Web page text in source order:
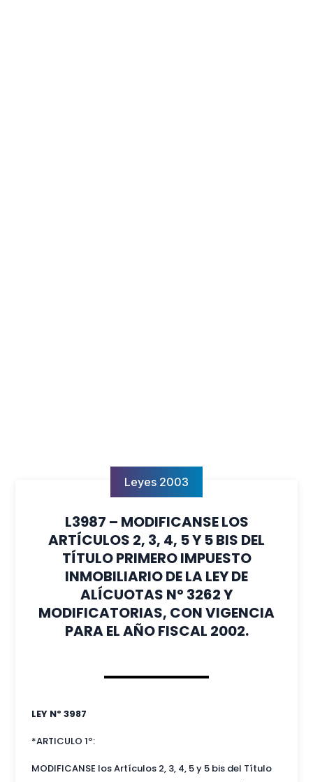
Leyes 2003
L3987 – MODIFICANSE LOS
ARTÍCULOS 2, 3, 4, 5 Y 5 BIS DEL
TÍTULO PRIMERO IMPUESTO
INMOBILIARIO DE LA LEY DE
ALÍCUOTAS Nº 3262 Y
MODIFICATORIAS, CON VIGENCIA
PARA EL AÑO FISCAL 2002.
LEY Nº 3987
*ARTICULO 1º:
MODIFICANSE los Artículos 2, 3, 4, 5 y 5 bis del Título